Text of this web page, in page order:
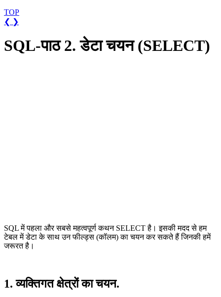
TOP
❮ ❯
SQL-पाठ 2. डेटा चयन (SELECT)
SQL में पहला और सबसे महत्वपूर्ण कथन SELECT है। इसकी मदद से हम
टेबल में डेटा के साथ उन फील्ड्स (कॉलम) का चयन कर सकते हैं जिनकी हमें
जरूरत है।
1. व्यक्तिगत क्षेत्रों का चयन.